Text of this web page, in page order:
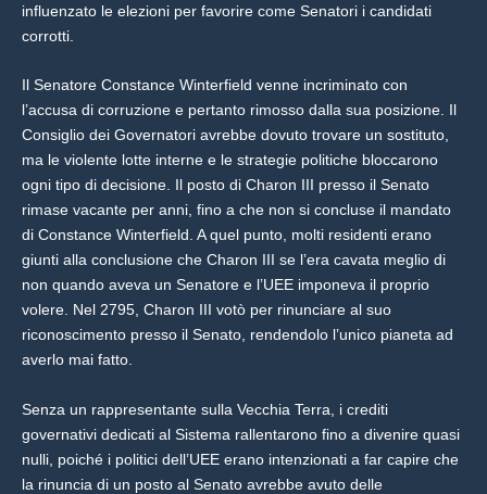
influenzato le elezioni per favorire come Senatori i candidati
corrotti.
Il Senatore Constance Winterfield venne incriminato con
l’accusa di corruzione e pertanto rimosso dalla sua posizione. Il
Consiglio dei Governatori avrebbe dovuto trovare un sostituto,
ma le violente lotte interne e le strategie politiche bloccarono
ogni tipo di decisione. Il posto di Charon III presso il Senato
rimase vacante per anni, fino a che non si concluse il mandato
di Constance Winterfield. A quel punto, molti residenti erano
giunti alla conclusione che Charon III se l’era cavata meglio di
non quando aveva un Senatore e l’UEE imponeva il proprio
volere. Nel 2795, Charon III votò per rinunciare al suo
riconoscimento presso il Senato, rendendolo l’unico pianeta ad
averlo mai fatto.
Senza un rappresentante sulla Vecchia Terra, i crediti
governativi dedicati al Sistema rallentarono fino a divenire quasi
nulli, poiché i politici dell’UEE erano intenzionati a far capire che
la rinuncia di un posto al Senato avrebbe avuto delle